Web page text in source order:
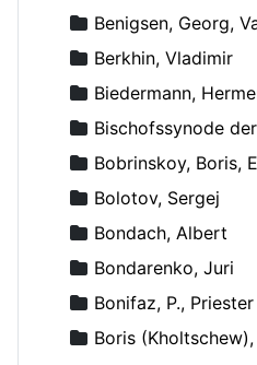
Benigsen, Georg,
Berkhin, Vladimir
Biedermann,
Bischofssynode der
Bobrinskoy, Boris,
Bolotov, Sergej
Bondach, Albert
Bondarenko, Juri
Bonifaz, P., Priester
Boris